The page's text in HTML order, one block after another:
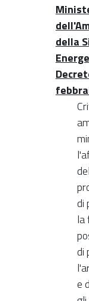
della
di
la
di
e